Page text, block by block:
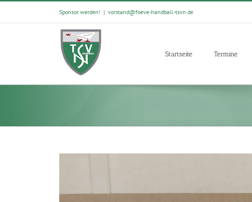
Skip
content
Sponsor werden! | vorstand@foeve-handball-tsvn.de
Startseite Termine